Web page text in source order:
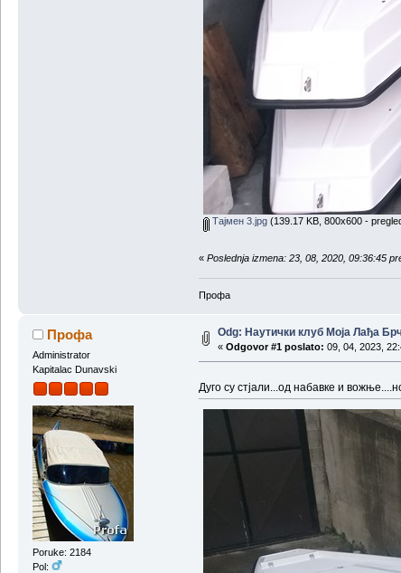
Тајмен 3.jpg(139.17 KB, 800x600 -
« Poslednja izmena: 23, 08, 2020, 09:36:45
Профа
Профа
Administrator
Kapitalac Dunavski
Poruke: 2184
Pol:
Odg: Наутички клуб Моја Лађа
« Odgovor #1 poslato: 09, 04, 2023,
Дуго су стјали...од набавке и